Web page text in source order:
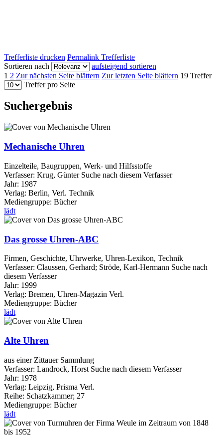
Trefferliste drucken Permalink Trefferliste
Sortieren nach
aufsteigend sortieren
1 2 Zur nächsten Seite blättern Zur letzten Seite blättern 19 Treffer
Treffer pro Seite
Suchergebnis
Mechanische Uhren
Einzelteile, Baugruppen, Werk- und Hilfsstoffe
Verfasser: Krug, Günter Suche nach diesem Verfasser
Jahr: 1987
Verlag: Berlin, Verl. Technik
Mediengruppe: Bücher
lädt
Das grosse Uhren-ABC
Firmen, Geschichte, Uhrwerke, Uhren-Lexikon, Technik
Verfasser: Claussen, Gerhard; Ströde, Karl-Hermann Suche nach
diesem Verfasser
Jahr: 1999
Verlag: Bremen, Uhren-Magazin Verl.
Mediengruppe: Bücher
lädt
Alte Uhren
aus einer Zittauer Sammlung
Verfasser: Landrock, Horst Suche nach diesem Verfasser
Jahr: 1978
Verlag: Leipzig, Prisma Verl.
Reihe: Schatzkammer; 27
Mediengruppe: Bücher
lädt